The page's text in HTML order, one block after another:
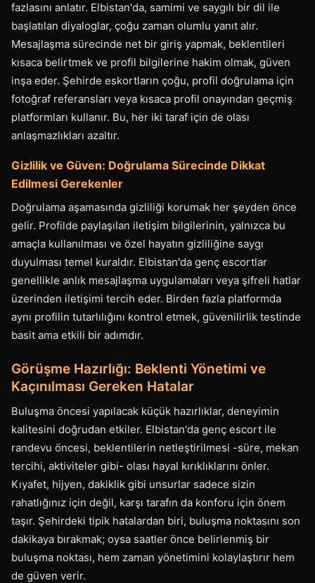
fazlasını anlatır. Elbistan'da, samimi ve saygılı bir dil ile
başlatılan diyaloglar, çoğu zaman olumlu yanıt alır.
Mesajlaşma sürecinde net bir giriş yapmak, beklentileri
kısaca belirtmek ve profil bilgilerine hakim olmak, güven
inşa eder. Şehirde eskortların çoğu, profil doğrulama için
fotoğraf referansları veya kısaca profil onayından geçmiş
platformları kullanır. Bu, her iki taraf için de olası
anlaşmazlıkları azaltır.
Gizlilik ve Güven: Doğrulama Sürecinde Dikkat
Edilmesi Gerekenler
Doğrulama aşamasında gizliliği korumak her şeyden önce
gelir. Profilde paylaşılan iletişim bilgilerinin, yalnızca bu
amaçla kullanılması ve özel hayatın gizliliğine saygı
duyulması temel kuraldır. Elbistan'da genç escortlar
genellikle anlık mesajlaşma uygulamaları veya şifreli hatlar
üzerinden iletişimi tercih eder. Birden fazla platformda
aynı profilin tutarlılığını kontrol etmek, güvenilirlik testinde
basit ama etkili bir adımdır.
Görüşme Hazırlığı: Beklenti Yönetimi ve
Kaçınılması Gereken Hatalar
Buluşma öncesi yapılacak küçük hazırlıklar, deneyimin
kalitesini doğrudan etkiler. Elbistan'da genç escort ile
randevu öncesi, beklentilerin netleştirilmesi -süre, mekan
tercihi, aktiviteler gibi- olası hayal kırıklıklarını önler.
Kıyafet, hijyen, dakiklik gibi unsurlar sadece sizin
rahatlığınız için değil, karşı tarafın da konforu için önem
taşır. Şehirdeki tipik hatalardan biri, buluşma noktasını son
dakikaya bırakmak; oysa saatler önce belirlenmiş bir
buluşma noktası, hem zaman yönetimini kolaylaştırır hem
de güven verir.